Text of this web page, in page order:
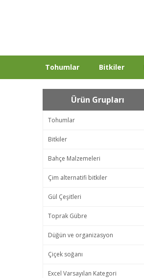
Tohumlar Bitkiler
Ürün Grupları
Tohumlar
Bitkiler
Bahçe Malzemeleri
Çim alternatifi bitkiler
Gül Çeşitleri
Toprak Gübre
Düğün ve organizasyon
Çiçek soğanı
Excel Varsayılan Kategori